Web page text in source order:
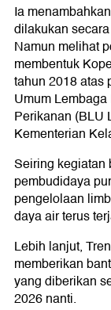
Ia
dilakukan
Namun melihat
membentuk
tahun 2018 atas
Umum
Perikanan (BLU
Kementerian
Seiring kegiatan
pembudidaya
pengelolaan
daya air terus
Lebih lanjut,
memberikan
yang diberikan
2026 nanti.